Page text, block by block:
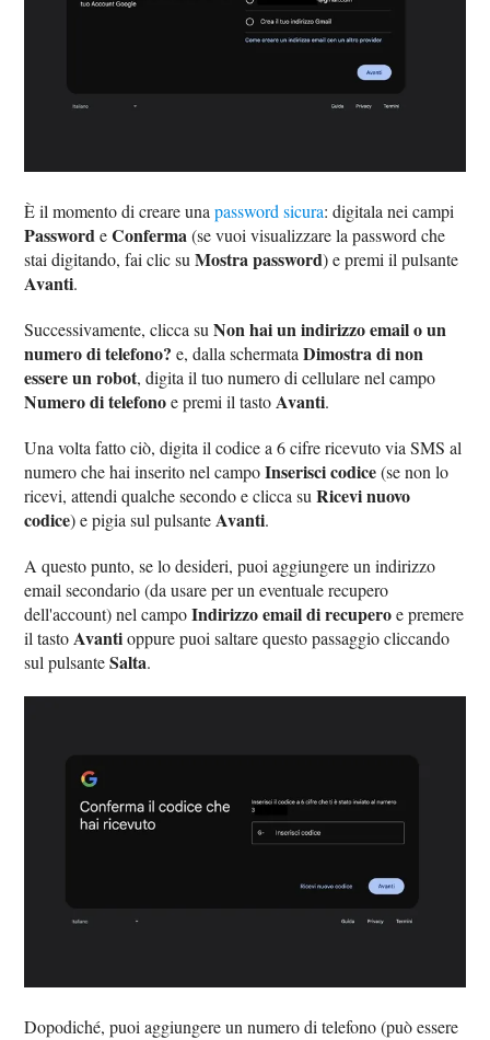
È il momento di creare unapassword sicura: digitala nei campi
PasswordeConferma(se vuoi visualizzare la password che
stai digitando, fai clic suMostra password) e premi il pulsante
Avanti.
Successivamente, clicca suNon hai un indirizzo email o un
numero di telefono? e, dalla schermataDimostra di non
essere un robot, digita il tuo numero di cellulare nel campo
Numero di telefonoe premi il tasto Avanti.
Una volta fatto ciò, digita il codice a 6 cifre ricevuto via SMS al
numero che hai inserito nel campoInserisci codice(se non lo
ricevi, attendi qualche secondo e clicca suRicevi nuovo
codice) e pigia sul pulsante Avanti.
A questo punto, se lo desideri, puoi aggiungere un indirizzo
email secondario (da usare per un eventuale recupero
dell'account) nel campoIndirizzo email di recuperoe premere
il tasto Avantioppure puoi saltare questo passaggio cliccando
sul pulsanteSalta.
Dopodiché, puoi aggiungere un numero di telefono (può essere